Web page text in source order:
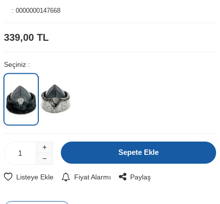
: 0000000147668
339,00 TL
Seçiniz :
Sepete Ekle
Listeye Ekle Fiyat Alarmı Paylaş